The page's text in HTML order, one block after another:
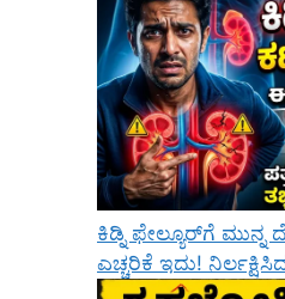
ಕಿಡ್ನಿ ಫೇಲ್ಯೂರ್‌ಗೆ
ಎಚ್ಚರಿಕೆ ಇದು!